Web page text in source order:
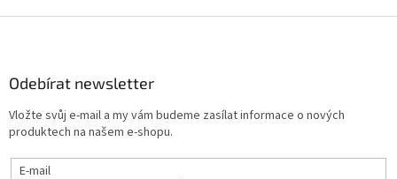
Odebírat newsletter
Vložte svůj e-mail a my vám budeme zasílat informace o nových
produktech na našem e-shopu.
E-mail